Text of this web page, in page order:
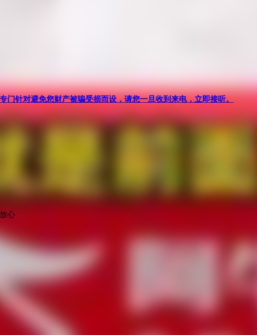
门针对避免您财产被骗受损而设，请您一旦收到来电，立即接听。
心